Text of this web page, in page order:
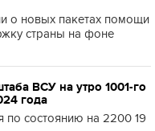
о новых пакетах помощи
страны на фоне
ВСУ на утро 1001-го
года
состоянию на 2200 19